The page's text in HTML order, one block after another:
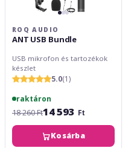
ROQ AUDIO
ANT USB Bundle
USB mikrofon és tartozékok
készlet
5.0(1)
raktáron
18 260 Ft14 593 Ft
Kosárba